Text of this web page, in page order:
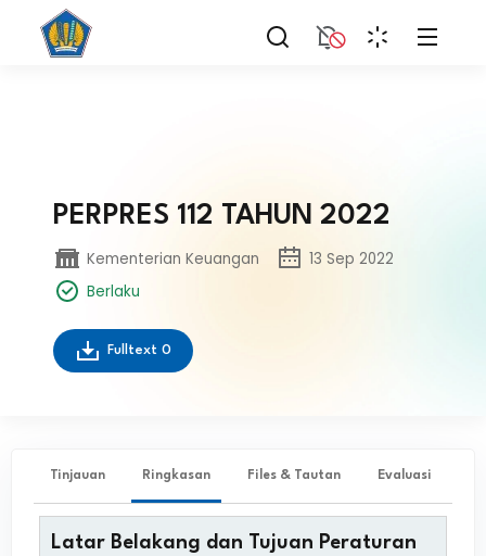
PERPRES 112 TAHUN 2022
Kementerian Keuangan
13 Sep 2022
Berlaku
Fulltext 0
Tinjauan Ringkasan Files & Tautan Evaluasi
Latar Belakang dan Tujuan Peraturan